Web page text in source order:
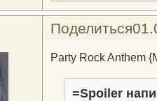
Поделиться
Party Rock Anthem
=Spoiler